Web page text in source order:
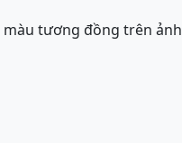
màu tương đồng trên ảnh